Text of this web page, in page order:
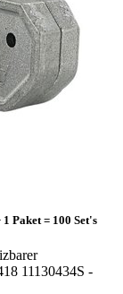
Paket = 100 Set's
11130434S -